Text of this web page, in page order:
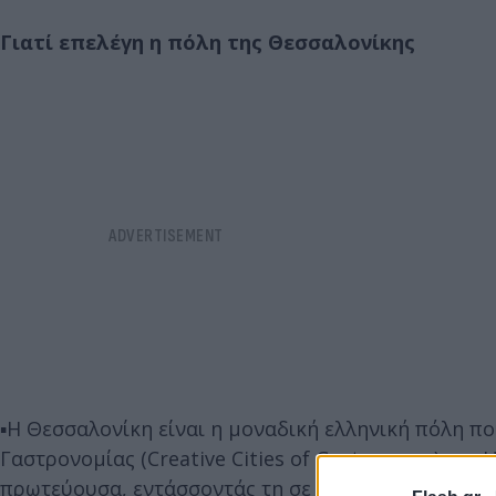
Γιατί επελέγη η πόλη της Θεσσαλονίκης
▪️Η Θεσσαλονίκη είναι η μοναδική ελληνική πόλη
Γαστρονομίας (Creative Cities of Gastronomy) της
πρωτεύουσα, εντάσσοντάς τη σε διεθνείς